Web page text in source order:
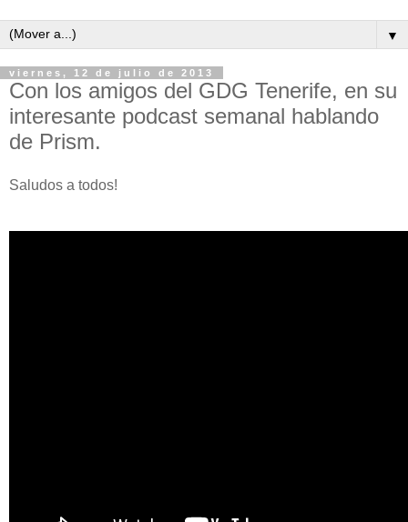
▼
viernes, 12 de julio de 2013
Con los amigos del GDG Tenerife, en su
interesante podcast semanal hablando
de Prism.
Saludos a todos!